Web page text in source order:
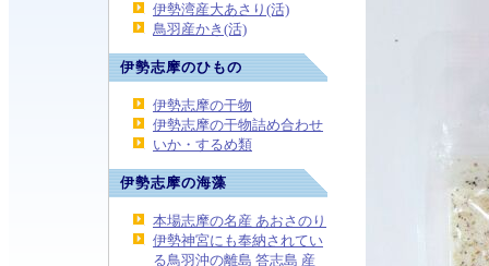
伊勢湾産大あさり(活)
鳥羽産かき(活)
伊勢志摩のひもの
伊勢志摩の干物
伊勢志摩の干物詰め合わせ
いか・するめ類
伊勢志摩の海藻
本場志摩の名産 あおさのり
伊勢神宮にも奉納されてい
る鳥羽沖の離島 答志島 産